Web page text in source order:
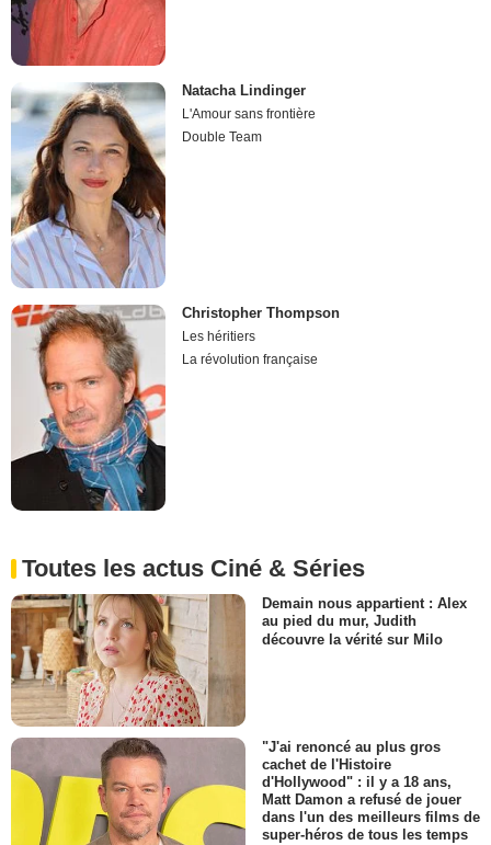
Natacha Lindinger
L'Amour sans frontière
Double Team
Christopher Thompson
Les héritiers
La révolution française
Toutes les actus Ciné & Séries
Demain nous appartient : Alex
au pied du mur, Judith
découvre la vérité sur Milo
"J'ai renoncé au plus gros
cachet de l'Histoire
d'Hollywood" : il y a 18 ans,
Matt Damon a refusé de jouer
dans l'un des meilleurs films de
super-héros de tous les temps